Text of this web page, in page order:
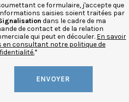
ce formulaire, j'accepte que
saisies soient traitées par
dans le cadre de ma
de contact et de la relation
qui peut en découler. En savoir
en consultant notre politique de
*